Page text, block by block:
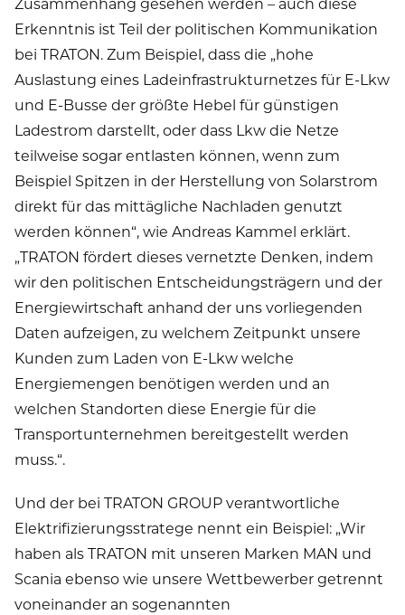
Erkenntnis ist Teil der politischen Kommunikation
bei TRATON. Zum Beispiel, dass die „hohe
Auslastung eines Ladeinfrastrukturnetzes für E-Lkw
und E-Busse der größte Hebel für günstigen
Ladestrom darstellt, oder dass Lkw die Netze
teilweise sogar entlasten können, wenn zum
Beispiel Spitzen in der Herstellung von Solarstrom
direkt für das mittägliche Nachladen genutzt
werden können“, wie Andreas Kammel erklärt.
„TRATON fördert dieses vernetzte Denken, indem
wir den politischen Entscheidungsträgern und der
Energiewirtschaft anhand der uns vorliegenden
Daten aufzeigen, zu welchem Zeitpunkt unsere
Kunden zum Laden von E-Lkw welche
Energiemengen benötigen werden und an
welchen Standorten diese Energie für die
Transportunternehmen bereitgestellt werden
muss.“.
Und der bei TRATON GROUP verantwortliche
Elektrifizierungsstratege nennt ein Beispiel: „Wir
haben als TRATON mit unseren Marken MAN und
Scania ebenso wie unsere Wettbewerber getrennt
voneinander an sogenannten